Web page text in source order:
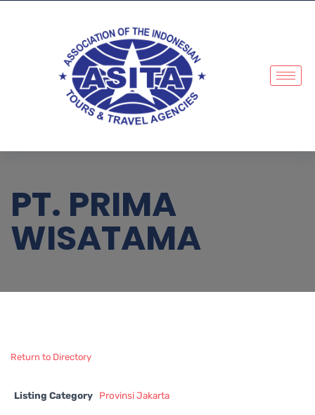
PT. PRIMA
WISATAMA
Return to Directory
Listing Category Provinsi Jakarta